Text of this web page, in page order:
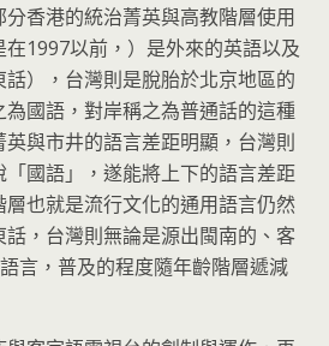
香港的統治菁英與高教階層使用
1997以前，）是外來的英語以及
），台灣則是脫胎於北京地區的
國語，對岸稱之為普通話的這種
與市井的語言差距明顯，台灣則
國語」，遂能將上下的語言差距
也就是流行文化的通用語言仍然
，台灣則無論是源出閩南的、客
言，普及的程度隨年齡階層遞減